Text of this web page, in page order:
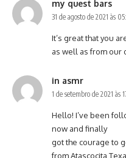
my quest bars
31 de agosto de 2021 às
It’s great that you
as well as from our
in asmr
1 de setembro de 2021 às
Hello! I’ve been
now and finally
got the courage to
from Atascocita